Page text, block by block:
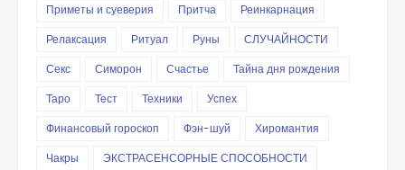
Приметы и суеверия
Притча
Реинкарнация
Релаксация
Ритуал Руны
СЛУЧАЙНОСТИ
Секс
Симорон Счастье
Тайна дня рождения
Таро
Тест Техники
Успех
Финансовый гороскоп
Фэн-шуй
Хиромантия
Чакры
ЭКСТРАСЕНСОРНЫЕ СПОСОБНОСТИ